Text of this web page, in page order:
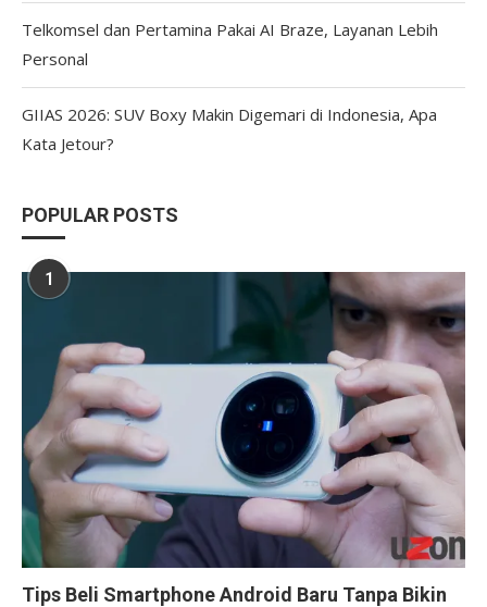
Telkomsel dan Pertamina Pakai AI Braze, Layanan Lebih
Personal
GIIAS 2026: SUV Boxy Makin Digemari di Indonesia, Apa
Kata Jetour?
POPULAR POSTS
1
Tips Beli Smartphone Android Baru Tanpa Bikin